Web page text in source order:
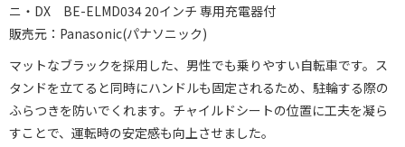
ニ・DX BE-ELMD034 20インチ 専用充電器付
販売元：Panasonic(パナソニック)
マットなブラックを採用した、男性でも乗りやすい自転車です。ス
タンドを立てると同時にハンドルも固定されるため、駐輪する際の
ふらつきを防いでくれます。チャイルドシートの位置に工夫を凝ら
すことで、運転時の安定感も向上させました。